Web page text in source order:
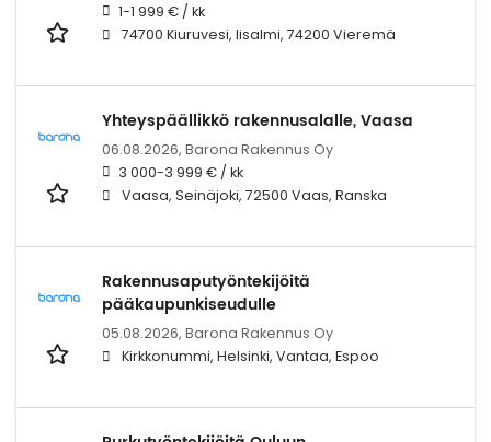
1-1 999 € / kk
74700 Kiuruvesi, Iisalmi, 74200 Vieremä
Yhteyspäällikkö rakennusalalle, Vaasa
06.08.2026, Barona Rakennus Oy
3 000-3 999 € / kk
Vaasa, Seinäjoki, 72500 Vaas, Ranska
Rakennusaputyöntekijöitä
pääkaupunkiseudulle
05.08.2026, Barona Rakennus Oy
Kirkkonummi, Helsinki, Vantaa, Espoo